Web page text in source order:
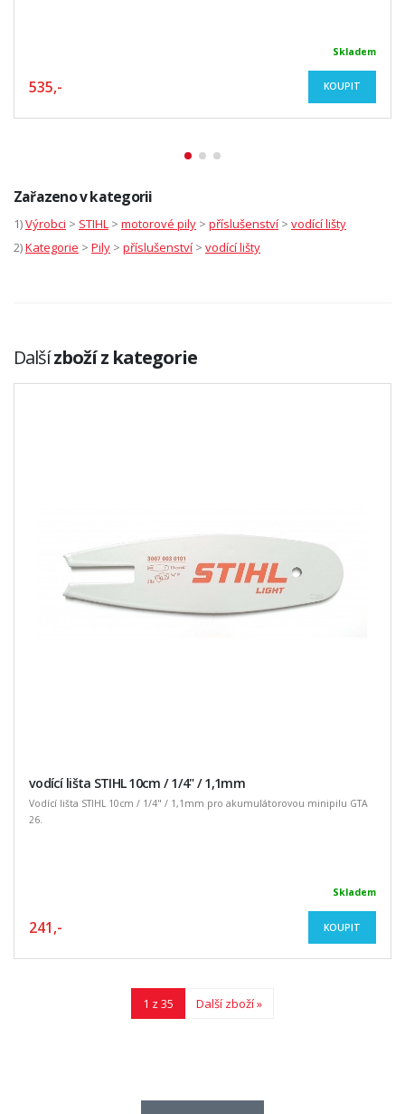
Skladem
535,- KOUPIT
Zařazeno v kategorii
1)Výrobci > STIHL > motorové pily > příslušenství > vodící lišty
2)Kategorie > Pily > příslušenství > vodící lišty
Dalšízboží z kategorie
vodící lišta STIHL 10cm / 1/4" / 1,1mm
Vodící lišta STIHL 10cm / 1/4" / 1,1mm pro akumulátorovou minipilu GTA
26.
Skladem
241,- KOUPIT
1 z 35 Další zboží »